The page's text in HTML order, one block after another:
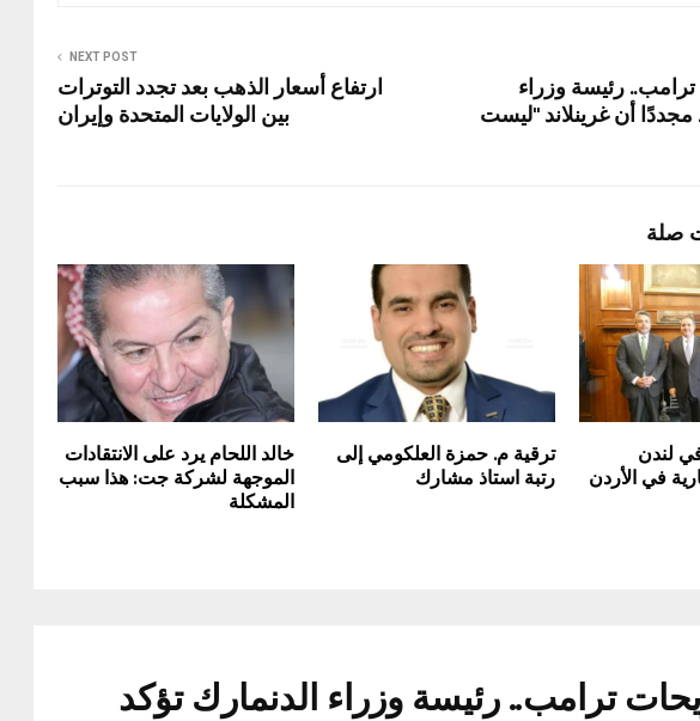
رئيسة وزراء
مجددًا أن غرينلاند "ليست
NEXT POST
ارتفاع أسعار الذهب بعد تجدد التوترات
بين الولايات المتحدة وإيران
صلة
لندن
في الأردن
ترقية م. حمزة العلكومي إلى
رتبة استاذ مشارك
خالد اللحام يرد على الانتقادات
الموجهة لشركة جت: هذا سبب
المشكلة
ترامب.. رئيسة وزراء الدنمارك تؤكد